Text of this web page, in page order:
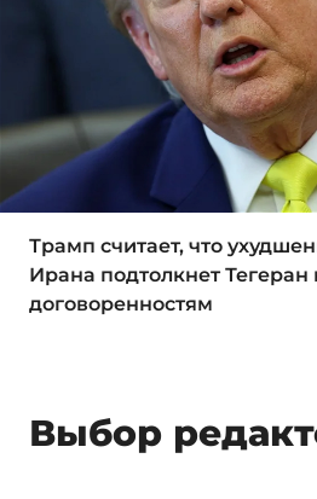
Трамп считает, что
Ирана подтолкнет Тегеран
договоренностям
Выбор